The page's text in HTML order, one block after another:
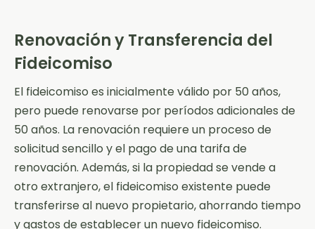
Renovación y Transferencia del
Fideicomiso
El fideicomiso es inicialmente válido por 50 años,
pero puede renovarse por períodos adicionales de
50 años. La renovación requiere un proceso de
solicitud sencillo y el pago de una tarifa de
renovación. Además, si la propiedad se vende a
otro extranjero, el fideicomiso existente puede
transferirse al nuevo propietario, ahorrando tiempo
y gastos de establecer un nuevo fideicomiso.